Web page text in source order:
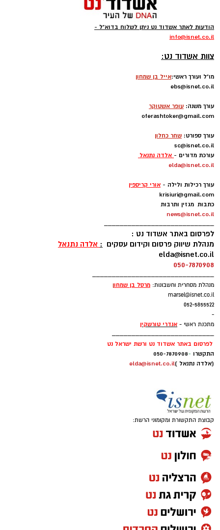
הודעות לאתר אשדוד נט ניתן לשלוח בדוא"ל -
info@isnet.co.il
צוות אשדוד נט:
מו"ל ועורך ראשי:אייל בן שמחון
ebs@isnet.co.il
עורך משנה: עופר אשטוקר
oferashtoker@gmail.com
עורך ספורט: שחר כחלון
sc@isnet.co.il
עורכת מדורים - אלדה נתנאל
elda@isnet.co.il
עורך רכילות ולילה - אורי קריספין
krisiuri@gmail.com
כתבות מגזין ותרבות
news@isnet.co.il
____________________________
לפרסום באתר אשדוד נט :
מנהלת שיווק פרסום וקידום עסקים : אלדה נתנאל
elda@isnet.co.il
050-7870908
_______________________________
מנהלת מסחרית וחשבונות: מרסל בן שמחון
marsel@isnet.co.il
052-5855522
-
מתכנת ראשי - אנדרי טורשקין
__________________________
לפרסום באתר אשדוד נט ורשת ישראל נט
התקשרו -
050-7870908
(אלדה נתנאל )elda@isnet.co.il
קבוצת התקשורת ומקומוני הרשת: